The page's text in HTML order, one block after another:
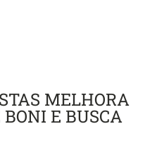
MELHORA
BONI E BUSCA